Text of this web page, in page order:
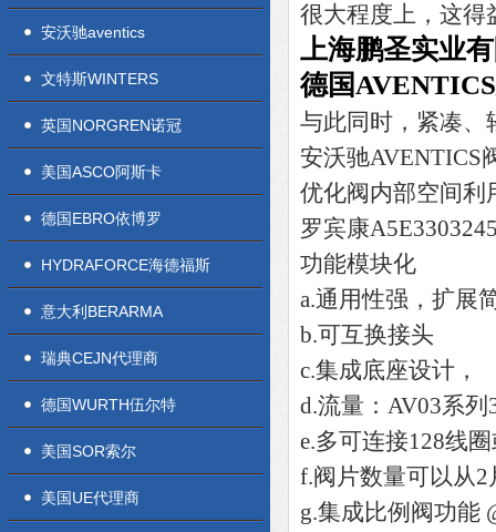
安沃驰aventics
文特斯WINTERS
英国NORGREN诺冠
美国ASCO阿斯卡
德国EBRO依博罗
HYDRAFORCE海德福斯
意大利BERARMA
瑞典CEJN代理商
德国WURTH伍尔特
美国SOR索尔
美国UE代理商
很大程度上，这得
上海鹏圣实业
德国
与此同时，紧凑、
安沃驰AVENTICS
优化阀内部空间利
罗宾康
功能模块化
a.通用性强，扩展
b.可互换接头
c.集成底座设计，
d.流量：AV03系
e.多可连接128线
f.阀片数量可以从
g.集成比例阀功能